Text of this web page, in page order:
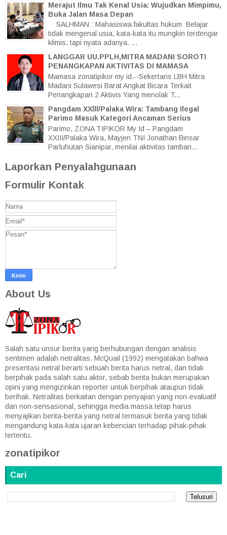
Merajut Ilmu Tak Kenal Usia: Wujudkan Mimpimu,
Buka Jalan Masa Depan
SALHMAN : Mahasiswa fakultas hukum Belajar
tidak mengenal usia, kata-kata itu mungkin terdengar
klimis, tapi nyata adanya. ...
LANGGAR UU.PPLH,MITRA MADANI SOROTI
PENANGKAPAN AKTIVITAS DI MAMASA
Mamasa zonatipikor my id.--Sekertaris LBH Mitra
Madani Sulawesi Barat Angkat Bicara Terkait
Penangkapan 2 Aktivis Yang menolak T...
Pangdam XXlll/Palaka Wira: Tambang Ilegal
Parimo Masuk Kategori Ancaman Serius
Parimo, ZONA TIPIKOR My Id – Pangdam
XXIII/Palaka Wira, Mayjen TNI Jonathan Binsar
Parluhutan Sianipar, menilai aktivitas tamban...
Laporkan Penyalahgunaan
Formulir Kontak
About Us
Salah satu unsur berita yang berhubungan dengan analisis
sentimen adalah netralitas. McQuail (1992) mengatakan bahwa
presentasi netral berarti sebuah berita harus netral, dan tidak
berpihak pada salah satu aktor, sebab berita bukan merupakan
opini yang mengizinkan reporter untuk berpihak ataupun tidak
berihak. Netralitas berkaitan dengan penyajian yang non-evaluatif
dan non-sensasional, sehingga media massa tetap harus
menyajikan berita-berita yang netral termasuk berita yang tidak
mengandung kata-kata ujaran kebencian terhadap pihak-pihak
tertentu.
zonatipikor
Cari